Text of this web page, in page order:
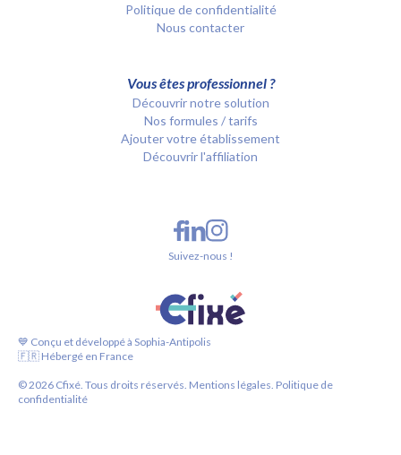
Politique de confidentialité
Nous contacter
Vous êtes professionnel ?
Découvrir notre solution
Nos formules / tarifs
Ajouter votre établissement
Découvrir l'affiliation
💙 Conçu et développé à Sophia-Antipolis
🇫🇷 Hébergé en France
©2026 Cfixé. Tous droits réservés. Mentions légales. Politique de
confidentialité
Suivez-nous !